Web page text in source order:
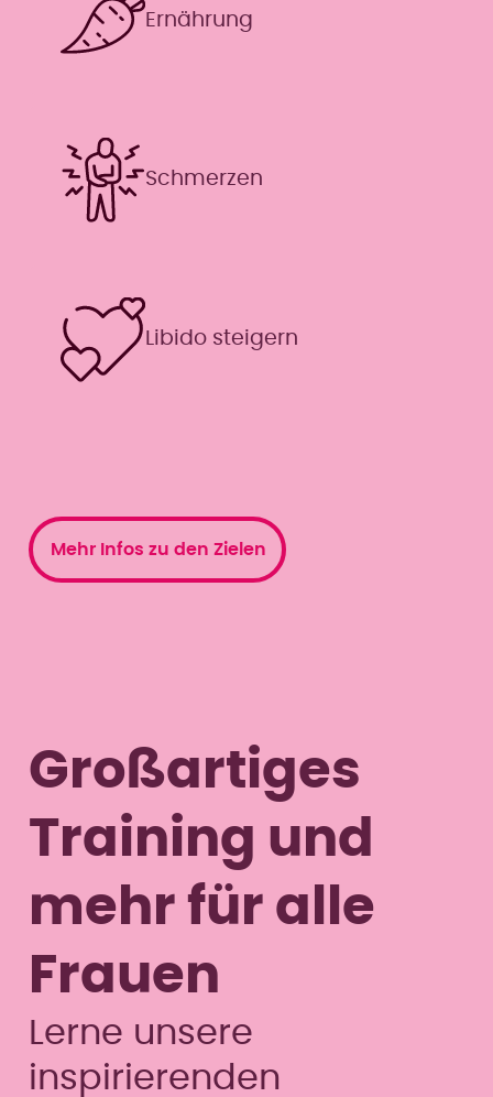
Ernährung
Schmerzen
Libido steigern
Mehr Infos zu den Zielen
Großartiges
Training und
mehr für alle
Frauen
Lerne unsere
inspirierenden